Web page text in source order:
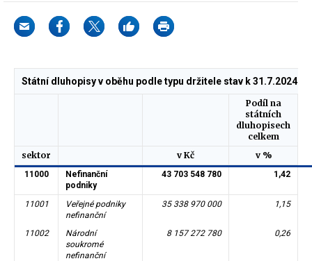
Podíl na
státních
dluhopisech
celkem
sektor
v Kč v %
Státní dluhopisy v oběhu podle typu držitele stav k 31.7.2024
11000
Nefinanční
podniky
43 703 548 780 1,42
11001
Veřejné podniky
nefinanční
35 338 970 000 1,15
11002
Národní
soukromé
nefinanční
8 157 272 780 0,26